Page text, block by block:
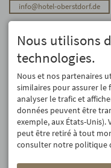
info@hotel-oberstdorf.de
We will not forward your email
promise! You can unsubscribe at
Nous utilisons
technologies.
Nous et nos partenaires
similaires pour assurer
analyser le trafic et
données peuvent être
exemple, aux États-
peut être retiré à tout
consulter notre politique